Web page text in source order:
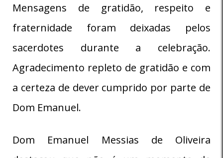
Mensagens de gratidão, respeito e
fraternidade foram deixadas pelos
sacerdotes durante a celebração.
Agradecimento repleto de gratidão e com
a certeza de dever cumprido por parte de
Dom Emanuel.
Dom Emanuel Messias de Oliveira